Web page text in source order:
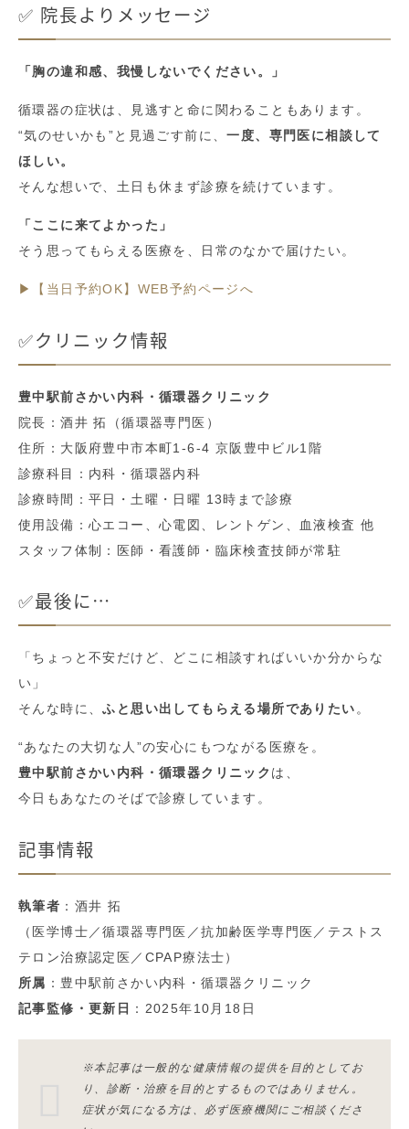
✅ 院長よりメッセージ
「胸の違和感、我慢しないでください。」
循環器の症状は、見逃すと命に関わることもあります。
“気のせいかも”と見過ごす前に、一度、専門医に相談して
ほしい。
そんな想いで、土日も休まず診療を続けています。
「ここに来てよかった」
そう思ってもらえる医療を、日常のなかで届けたい。
▶【当日予約OK】WEB予約ページへ
✅クリニック情報
豊中駅前さかい内科・循環器クリニック
院長：酒井 拓（循環器専門医）
住所：大阪府豊中市本町1-6-4 京阪豊中ビル1階
診療科目：内科・循環器内科
診療時間：平日・土曜・日曜 13時まで診療
使用設備：心エコー、心電図、レントゲン、血液検査 他
スタッフ体制：医師・看護師・臨床検査技師が常駐
✅最後に…
「ちょっと不安だけど、どこに相談すればいいか分からな
い」
そんな時に、ふと思い出してもらえる場所でありたい。
“あなたの大切な人”の安心にもつながる医療を。
豊中駅前さかい内科・循環器クリニック は、
今日もあなたのそばで診療しています。
記事情報
執筆者 ：酒井 拓
（医学博士／循環器専門医／抗加齢医学専門医／テストス
テロン治療認定医／CPAP療法士）
所属 ：豊中駅前さかい内科・循環器クリニック
記事監修・更新日
：2025年10月18日
※本記事は一般的な健康情報の提供を目的としてお
り、診断・治療を目的とするものではありません。
症状が気になる方は、必ず医療機関にご相談くださ